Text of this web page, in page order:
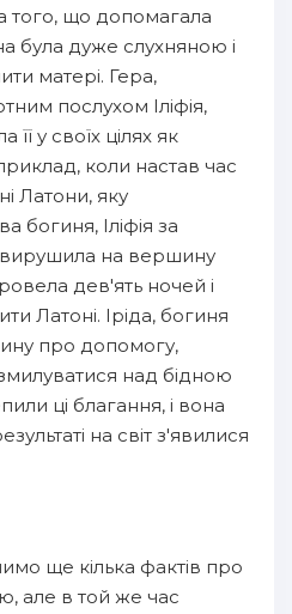
того, що допомагала
була дуже слухняною і
матері. Гера,
послухом Іліфія,
у своїх цілях як
коли настав час
Латони, яку
богиня, Іліфія за
вирушила на вершину
дев'ять ночей і
Латоні. Іріда, богиня
про допомогу,
над бідною
ці благання, і вона
на світ з'явилися
ще кілька фактів про
але в той же час